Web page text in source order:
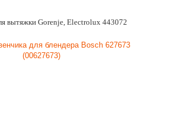
вытяжки Gorenje, Electrolux 443072